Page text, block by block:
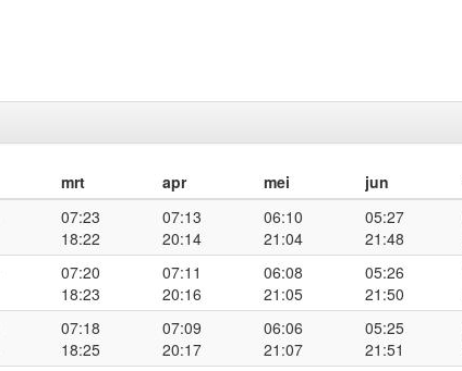
mrt apr mei jun
07:23
18:22
07:13
20:14
06:10
21:04
05:27
21:48
07:20
18:23
07:11
20:16
06:08
21:05
05:26
21:50
07:18
18:25
07:09
20:17
06:06
21:07
05:25
21:51